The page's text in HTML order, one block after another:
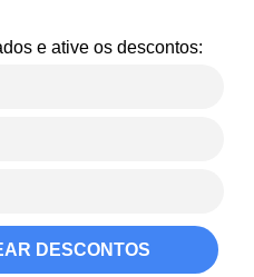
e ative os descontos:
DESCONTOS
forradas em
perfeitas para os dias de frio
urbanos e exploradores de